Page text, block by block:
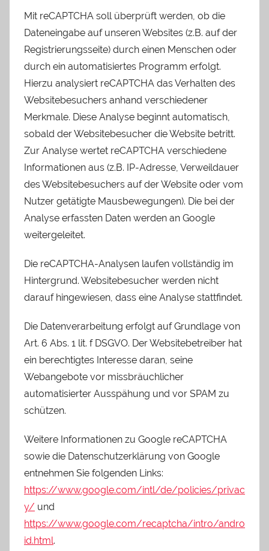
Mit reCAPTCHA soll überprüft werden, ob die
Dateneingabe auf unseren Websites (z.B. auf der
Registrierungsseite) durch einen Menschen oder
durch ein automatisiertes Programm erfolgt.
Hierzu analysiert reCAPTCHA das Verhalten des
Websitebesuchers anhand verschiedener
Merkmale. Diese Analyse beginnt automatisch,
sobald der Websitebesucher die Website betritt.
Zur Analyse wertet reCAPTCHA verschiedene
Informationen aus (z.B. IP-Adresse, Verweildauer
des Websitebesuchers auf der Website oder vom
Nutzer getätigte Mausbewegungen). Die bei der
Analyse erfassten Daten werden an Google
weitergeleitet.
Die reCAPTCHA-Analysen laufen vollständig im
Hintergrund. Websitebesucher werden nicht
darauf hingewiesen, dass eine Analyse stattfindet.
Die Datenverarbeitung erfolgt auf Grundlage von
Art. 6 Abs. 1 lit. f DSGVO. Der Websitebetreiber hat
ein berechtigtes Interesse daran, seine
Webangebote vor missbräuchlicher
automatisierter Ausspähung und vor SPAM zu
schützen.
Weitere Informationen zu Google reCAPTCHA
sowie die Datenschutzerklärung von Google
entnehmen Sie folgenden Links:
https://www.google.com/intl/de/policies/privac
y/ und
https://www.google.com/recaptcha/intro/andro
id.html.